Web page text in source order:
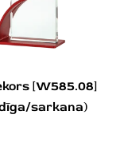
GROZAM
[W585.08]
sarkana)